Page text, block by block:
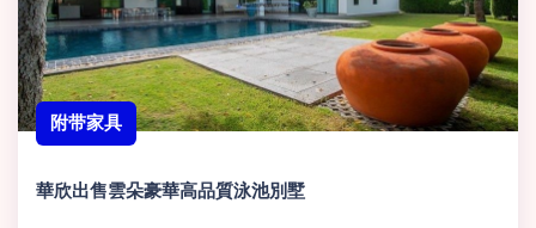
附带家具
華欣出售雲朵豪華高品質泳池別墅